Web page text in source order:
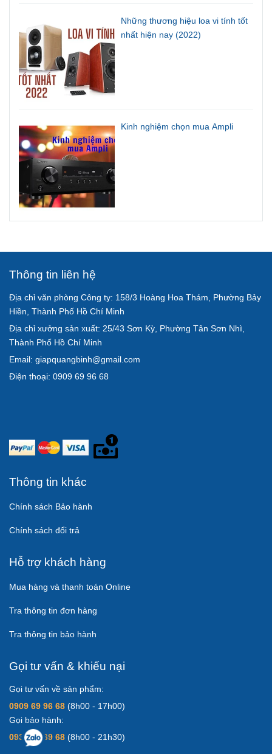
Những thương hiệu loa vi tính tốt
nhất hiện nay (2022)
Kinh nghiệm chọn mua Ampli
Thông tin liên hệ
Địa chỉ văn phòng Công ty: 158/3 Hoàng Hoa Thám, Phường Bảy
Hiền, Thành Phố Hồ Chí Minh
Địa chỉ xưởng sản xuất: 25/43 Sơn Kỳ, Phường Tân Sơn Nhì,
Thành Phố Hồ Chí Minh
Email: giapquangbinh@gmail.com
Điện thoại: 0909 69 96 68
Thông tin khác
Chính sách Bảo hành
Chính sách đổi trả
Hỗ trợ khách hàng
Mua hàng và thanh toán Online
Tra thông tin đơn hàng
Tra thông tin bảo hành
Gọi tư vấn & khiếu nại
Gọi tư vấn về sản phẩm:
0909 69 96 68 (8h00 - 17h00)
Gọi bảo hành:
0931 83 69 68 (8h00 - 21h30)